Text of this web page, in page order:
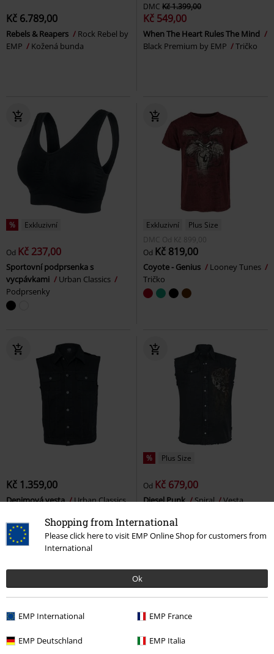
Shopping from International
Please click here to visit EMP Online Shop for customers from
International
Ok
EMP International EMP France
EMP Deutschland EMP Italia
Kč 6.789,00
Rebels & Reapers
Rock Rebel by
EMP
Kožená bunda
DMC Kč 1.399,00
Kč 549,00
When The Heart Rules The Mind
Black Premium by EMP
Tričko
% Exkluzivní
Od Kč 237,00
Sportovní podprsenka s
vycpávkami
Urban Classics
Podprsenky
Exkluzivní
Plus Size
DMC Od Kč 899,00
Od Kč 819,00
Coyote - Genius
Looney Tunes
Tričko
Kč 1.359,00
Denimová vesta
Urban Classics
% Plus Size
Od Kč 679,00
Diesel Punk Spiral Vesta